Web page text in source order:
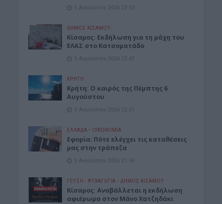
5 Αυγούστου 2026 23:03
ΔΉΜΟΣ ΚΙΣΆΜΟΥ
Κίσαμος: Εκδήλωση για τη μάχη του
ΕΛΑΣ στο Κατσοματάδο
5 Αυγούστου 2026 22:47
ΚΡΗΤΗ
Κρήτη: Ο καιρός της Πέμπτης 6
Αυγούστου
5 Αυγούστου 2026 22:31
ΕΛΛΑΔΑ • ΟΙΚΟΝΟΜΙΑ
Εφορία: Πότε ελέγχει τις καταθέσεις
μας στην τράπεζα
5 Αυγούστου 2026 21:40
ΓΕΎΣΗ - ΨΥΧΑΓΩΓΊΑ • ΔΉΜΟΣ ΚΙΣΆΜΟΥ
Κίσαμος: Αναβάλλεται η εκδήλωση
αφιέρωμα στον Μάνο Χατζηδάκι